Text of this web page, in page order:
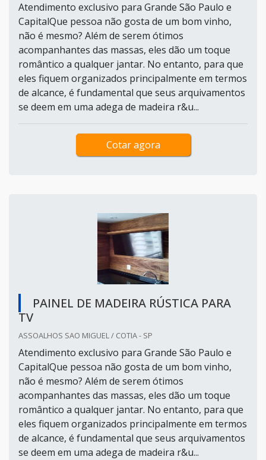
Atendimento exclusivo para Grande São Paulo e
CapitalQue pessoa não gosta de um bom vinho,
não é mesmo? Além de serem ótimos
acompanhantes das massas, eles dão um toque
romântico a qualquer jantar. No entanto, para que
eles fiquem organizados principalmente em termos
de alcance, é fundamental que seus arquivamentos
se deem em uma adega de madeira r&u...
Cotar agora
PAINEL DE MADEIRA RÚSTICA PARA
TV
ASSOALHOS SAO MIGUEL / COTIA - SP
Atendimento exclusivo para Grande São Paulo e
CapitalQue pessoa não gosta de um bom vinho,
não é mesmo? Além de serem ótimos
acompanhantes das massas, eles dão um toque
romântico a qualquer jantar. No entanto, para que
eles fiquem organizados principalmente em termos
de alcance, é fundamental que seus arquivamentos
se deem em uma adega de madeira r&u...